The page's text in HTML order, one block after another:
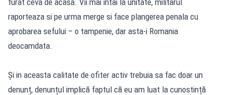
raporteaza si pe urma merge si face plangerea penala cu
aprobarea sefului – o tampenie, dar asta-i Romania
deocamdata.
Și in aceasta calitate de ofiter activ trebuia sa fac doar un
denunț, denunțul implică faptul că eu am luat la cunostință